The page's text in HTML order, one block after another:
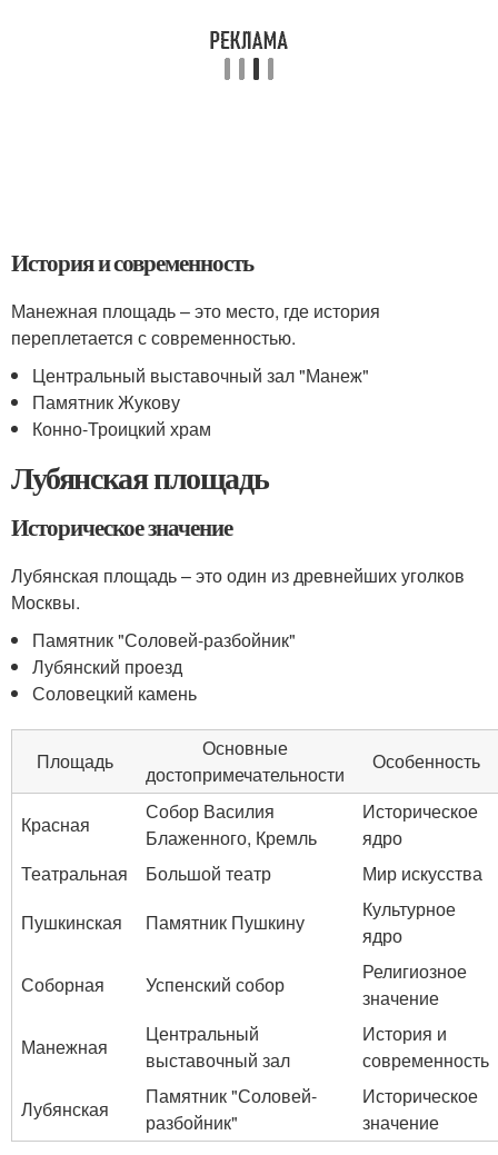
История и современность
Манежная площадь – это место, где история
переплетается с современностью.
Центральный выставочный зал "Манеж"
Памятник Жукову
Конно-Троицкий храм
Лубянская площадь
Историческое значение
Лубянская площадь – это один из древнейших уголков
Москвы.
Памятник "Соловей-разбойник"
Лубянский проезд
Соловецкий камень
Площадь
Основные
достопримечательности
Особенность
Красная
Собор Василия
Блаженного, Кремль
Историческое
ядро
Театральная
Большой театр
Мир искусства
Пушкинская
Памятник Пушкину
Культурное
ядро
Соборная
Успенский собор
Религиозное
значение
Манежная
Центральный
выставочный зал
История и
современность
Лубянская
Памятник "Соловей-
разбойник"
Историческое
значение